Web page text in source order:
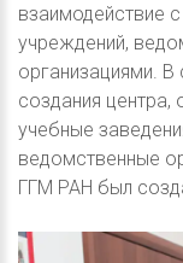
взаимодействие
учреждений,
организациями. В
создания
учебные
ведомственные
ГГМ РАН был